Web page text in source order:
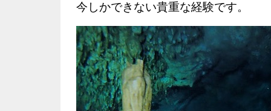
今しかできない貴重な経験です。